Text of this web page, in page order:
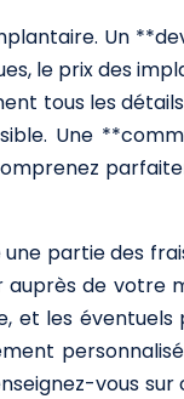
Un
le prix des
tous les
Une
partie des
de votre
les
vous